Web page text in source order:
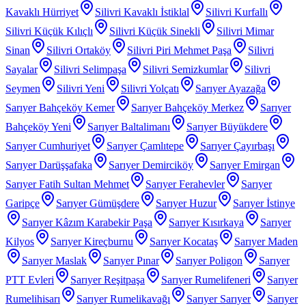
Kavaklı Hürriyet
Silivri Kavaklı İstiklal
Silivri Kurfallı
Silivri Küçük Kılıçlı
Silivri Küçük Sinekli
Silivri Mimar
Sinan
Silivri Ortaköy Silivri Piri Mehmet Paşa
Silivri
Sayalar
Silivri Selimpaşa Silivri Semizkumlar
Silivri
Seymen
Silivri Yeni Silivri Yolçatı
Sarıyer Ayazağa
Sarıyer Bahçeköy Kemer
Sarıyer Bahçeköy Merkez
Sarıyer
Bahçeköy Yeni
Sarıyer Baltalimanı
Sarıyer Büyükdere
Sarıyer Cumhuriyet
Sarıyer Çamlıtepe
Sarıyer Çayırbaşı
Sarıyer Darüşşafaka
Sarıyer Demirciköy
Sarıyer Emirgan
Sarıyer Fatih Sultan Mehmet
Sarıyer Ferahevler
Sarıyer
Garipçe
Sarıyer Gümüşdere Sarıyer Huzur
Sarıyer İstinye
Sarıyer Kâzım Karabekir Paşa
Sarıyer Kısırkaya
Sarıyer
Kilyos
Sarıyer Kireçburnu Sarıyer Kocataş
Sarıyer Maden
Sarıyer Maslak
Sarıyer Pınar Sarıyer Poligon
Sarıyer
PTT Evleri
Sarıyer Reşitpaşa Sarıyer Rumelifeneri
Sarıyer
Rumelihisarı
Sarıyer Rumelikavağı Sarıyer Sarıyer
Sarıyer